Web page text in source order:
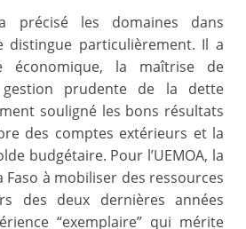
précisé les domaines dans
distingue particulièrement. Il a
économique, la maîtrise de
prudente de la dette
souligné les bons résultats
des comptes extérieurs et la
budgétaire. Pour l’UEMOA, la
Faso à mobiliser des ressources
des deux dernières années
“exemplaire” qui mérite